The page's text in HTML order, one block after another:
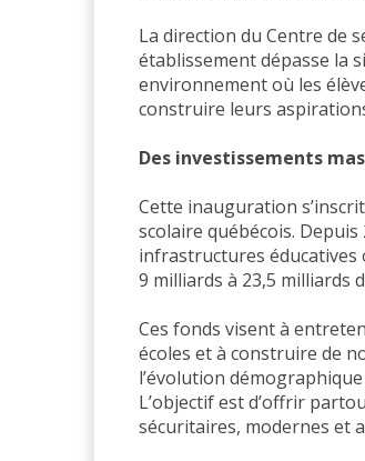
La direction du Centre de
établissement dépasse la
environnement où les
construire leurs
Des investissements
Cette inauguration
scolaire québécois.
infrastructures éducatives
9 milliards à 23,5 milliards
Ces fonds visent à
écoles et à construire de
l’évolution
L’objectif est d’offrir
sécuritaires, modernes et